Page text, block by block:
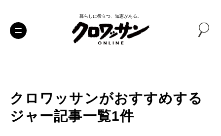
暮らしに役立つ、知恵がある。
クロワッサンがおすすめする
ジャー記事一覧1件